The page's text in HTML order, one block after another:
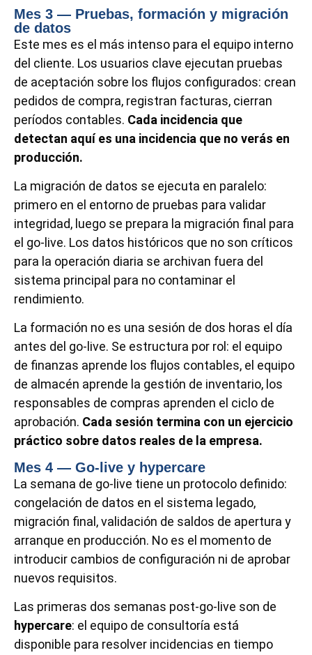
Mes 3 — Pruebas, formación y migración
de datos
Este mes es el más intenso para el equipo interno
del cliente. Los usuarios clave ejecutan pruebas
de aceptación sobre los flujos configurados: crean
pedidos de compra, registran facturas, cierran
períodos contables. Cada incidencia que
detectan aquí es una incidencia que no verás en
producción.
La migración de datos se ejecuta en paralelo:
primero en el entorno de pruebas para validar
integridad, luego se prepara la migración final para
el go-live. Los datos históricos que no son críticos
para la operación diaria se archivan fuera del
sistema principal para no contaminar el
rendimiento.
La formación no es una sesión de dos horas el día
antes del go-live. Se estructura por rol: el equipo
de finanzas aprende los flujos contables, el equipo
de almacén aprende la gestión de inventario, los
responsables de compras aprenden el ciclo de
aprobación. Cada sesión termina con un ejercicio
práctico sobre datos reales de la empresa.
Mes 4 — Go-live y hypercare
La semana de go-live tiene un protocolo definido:
congelación de datos en el sistema legado,
migración final, validación de saldos de apertura y
arranque en producción. No es el momento de
introducir cambios de configuración ni de aprobar
nuevos requisitos.
Las primeras dos semanas post-go-live son de
hypercare: el equipo de consultoría está
disponible para resolver incidencias en tiempo